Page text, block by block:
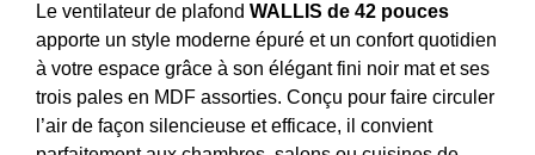
Le ventilateur de plafond WALLIS de 42 pouces
apporte un style moderne épuré et un confort quotidien
à votre espace grâce à son élégant fini noir mat et ses
trois pales en MDF assorties. Conçu pour faire circuler
l’air de façon silencieuse et efficace, il convient